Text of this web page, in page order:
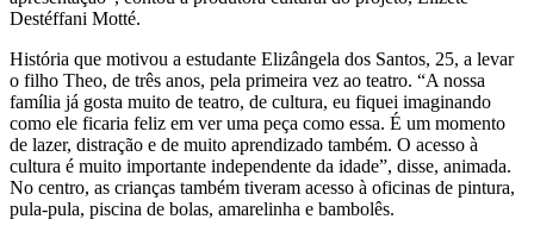
Destéffani Motté.
História que motivou a estudante Elizângela dos Santos, 25, a levar
o filho Theo, de três anos, pela primeira vez ao teatro. “A nossa
família já gosta muito de teatro, de cultura, eu fiquei imaginando
como ele ficaria feliz em ver uma peça como essa. É um momento
de lazer, distração e de muito aprendizado também. O acesso à
cultura é muito importante independente da idade”, disse, animada.
No centro, as crianças também tiveram acesso à oficinas de pintura,
pula-pula, piscina de bolas, amarelinha e bambolês.